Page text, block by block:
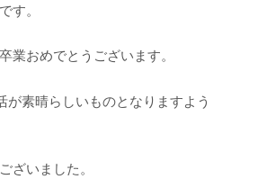
す。
業おめでとうございます。
が素晴らしいものとなりますよう
ざいました。